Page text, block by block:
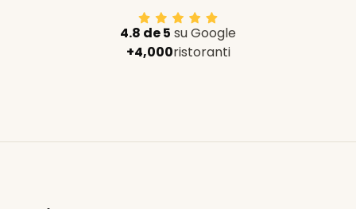
4.8 de 5 su Google
+4,000ristoranti